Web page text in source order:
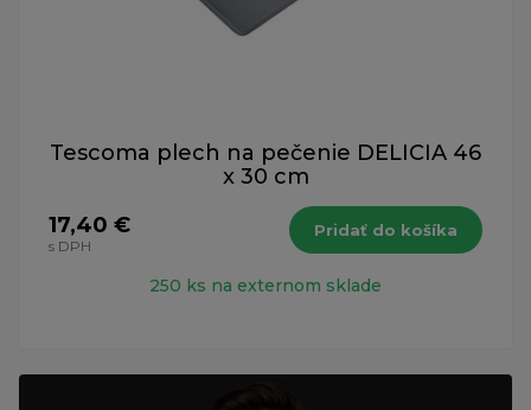
Tescoma plech na pečenie DELICIA 46
x 30 cm
17,40 €
s DPH
Pridať do košíka
250 ks na externom sklade